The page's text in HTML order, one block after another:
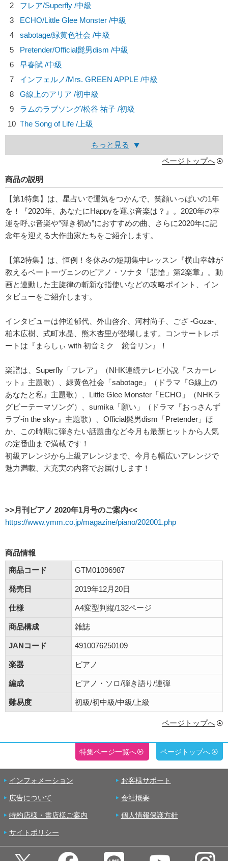
2
フレア/Superfly /中級
3
ECHO/Little Glee Monster /中級
4
sabotage/緑黄色社会 /中級
5
Pretender/Official髭男dism /中級
6
早春賦 /中級
7
インフェルノ/Mrs. GREEN APPLE /中級
8
G線上のアリア /初中級
9
ラムのラブソング/松谷 祐子 /初級
10 The Song of Life /上級
もっと見る
ページトップへ
商品の説明
【第1特集】は、星占いで運気をつかんで、笑顔いっぱいの1年
を！『2020年、あなたにHappyを運ぶ音楽は？』。2020年の幸
運を呼ぶ音楽や“弾き初め”におすすめの曲、さらに2020年に記
念年を迎える大作曲家たちをご紹介します。
【第2特集】は、恒例！冬休みの短期集中レッスン『横山幸雄が
教えるベートーヴェンのピアノ・ソナタ「悲愴」第2楽章』。動
画と連動した主旋律の斬新な指使いなどの攻略ポイント、イン
タビューをご紹介します。
インタビューは仲道郁代、外山啓介、河村尚子、ござ -Goza-、
柏木広樹、式町水晶、熊木杏里が登場します。コンサートレポ
ートは『まらしぃ with 初音ミク 鏡音リン』！
楽譜は、Superfly「フレア」（NHK連続テレビ小説『スカーレ
ット』主題歌）、緑黄色社会「sabotage」（ドラマ『G線上の
あなたと私』主題歌）、Little Glee Monster「ECHO」（NHKラ
グビーテーマソング）、sumika「願い」（ドラマ『おっさんず
ラブ-in the sky-』主題歌）、Official髭男dism「Pretender」ほ
か、この時期に弾きたい話題曲など今月も最新ヒットから人気
の定番曲まで満載です！
初級アレンジから上級アレンジまで、今月も幅広いアレンジで
魅力満載、大充実の内容でお届けします！
>>月刊ピアノ 2020年1月号のご案内<<
https://www.ymm.co.jp/magazine/piano/202001.php
商品情報
商品コード
GTM01096987
発売日 2019年12月20日
仕様 A4変型判縦/132ページ
商品構成 雑誌
JANコード 4910076250109
楽器 ピアノ
編成 ピアノ・ソロ/弾き語り/連弾
難易度 初級/初中級/中級/上級
ページトップへ
特集ページ一覧へ ページトップへ
インフォメーション お客様サポート
広告について 会社概要
特約店様・書店様ご案内 個人情報保護方針
サイトポリシー